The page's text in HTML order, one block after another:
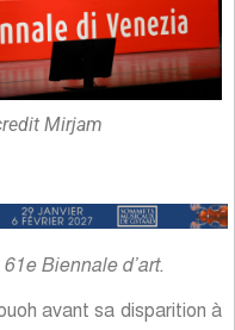
Mirjam
Biennale d’art.
avant sa disparition à